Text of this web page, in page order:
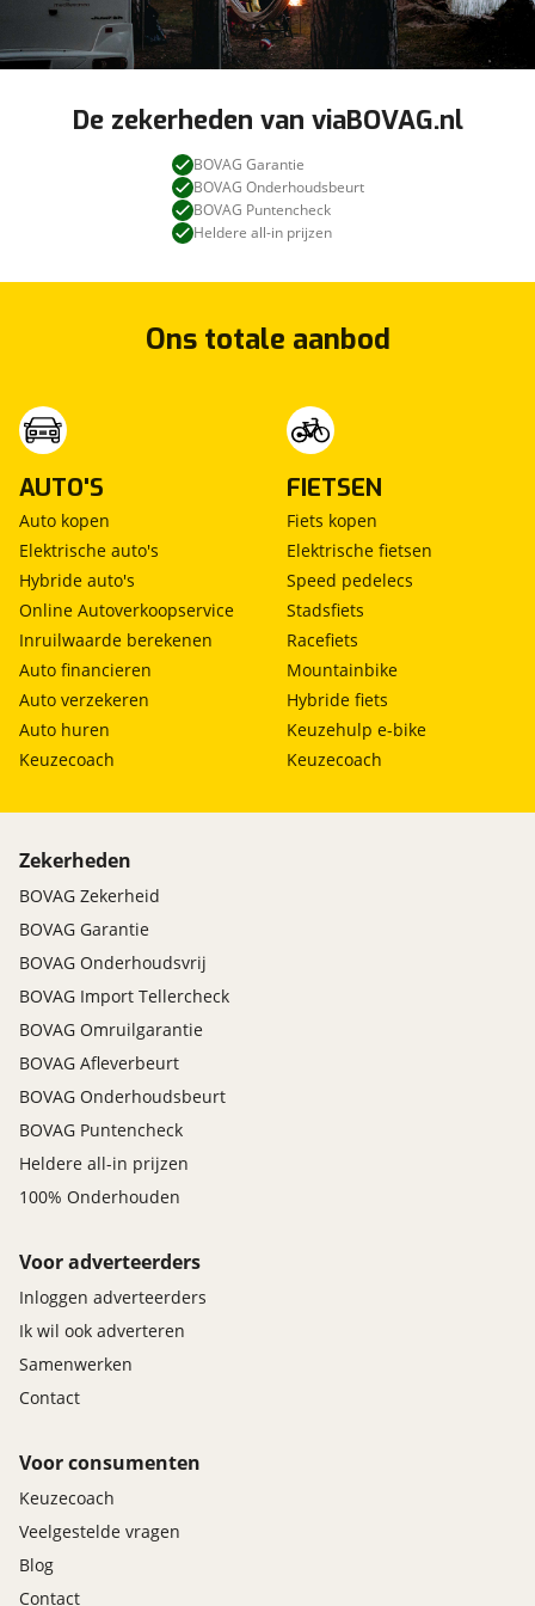
Puntencheck; BOVAG Afleverbeurt; Nieuwe APK.
Deze Mercedes-Benz is verkrijgbaar met dit
afleverpakket in plaats van het standaardpakket
De zekerheden van viaBOVAG.nl
BOVAG Garantie
BOVAG Onderhoudsbeurt
BOVAG Puntencheck
Heldere all-in prijzen
Ons totale aanbod
AUTO'S
Auto kopen
Elektrische auto's
Hybride auto's
Online Autoverkoopservice
Inruilwaarde berekenen
Auto financieren
Auto verzekeren
Auto huren
Keuzecoach
FIETSEN
Fiets kopen
Elektrische fietsen
Speed pedelecs
Stadsfiets
Racefiets
Mountainbike
Hybride fiets
Keuzehulp e-bike
Keuzecoach
Zekerheden
BOVAG Zekerheid
BOVAG Garantie
BOVAG Onderhoudsvrij
BOVAG Import Tellercheck
BOVAG Omruilgarantie
BOVAG Afleverbeurt
BOVAG Onderhoudsbeurt
BOVAG Puntencheck
Heldere all-in prijzen
100% Onderhouden
Voor adverteerders
Inloggen adverteerders
Ik wil ook adverteren
Samenwerken
Contact
Voor consumenten
Keuzecoach
Veelgestelde vragen
Blog
Contact